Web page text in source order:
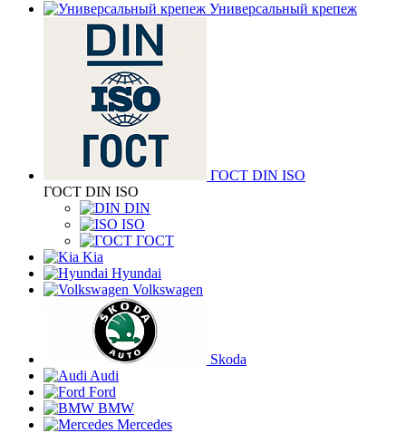
Универсальный крепеж
ГОСТ DIN ISO
ГОСТ DIN ISO
DIN
ISO
ГОСТ
Kia
Hyundai
Volkswagen
Skoda
Audi
Ford
BMW
Mercedes